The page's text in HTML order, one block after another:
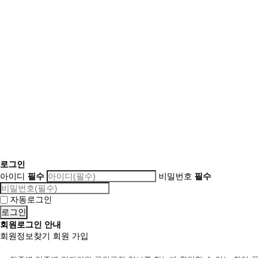
로그인
아이디 필수 비밀번호 필수
자동로그인
회원로그인 안내
회원정보찾기 회원 가입